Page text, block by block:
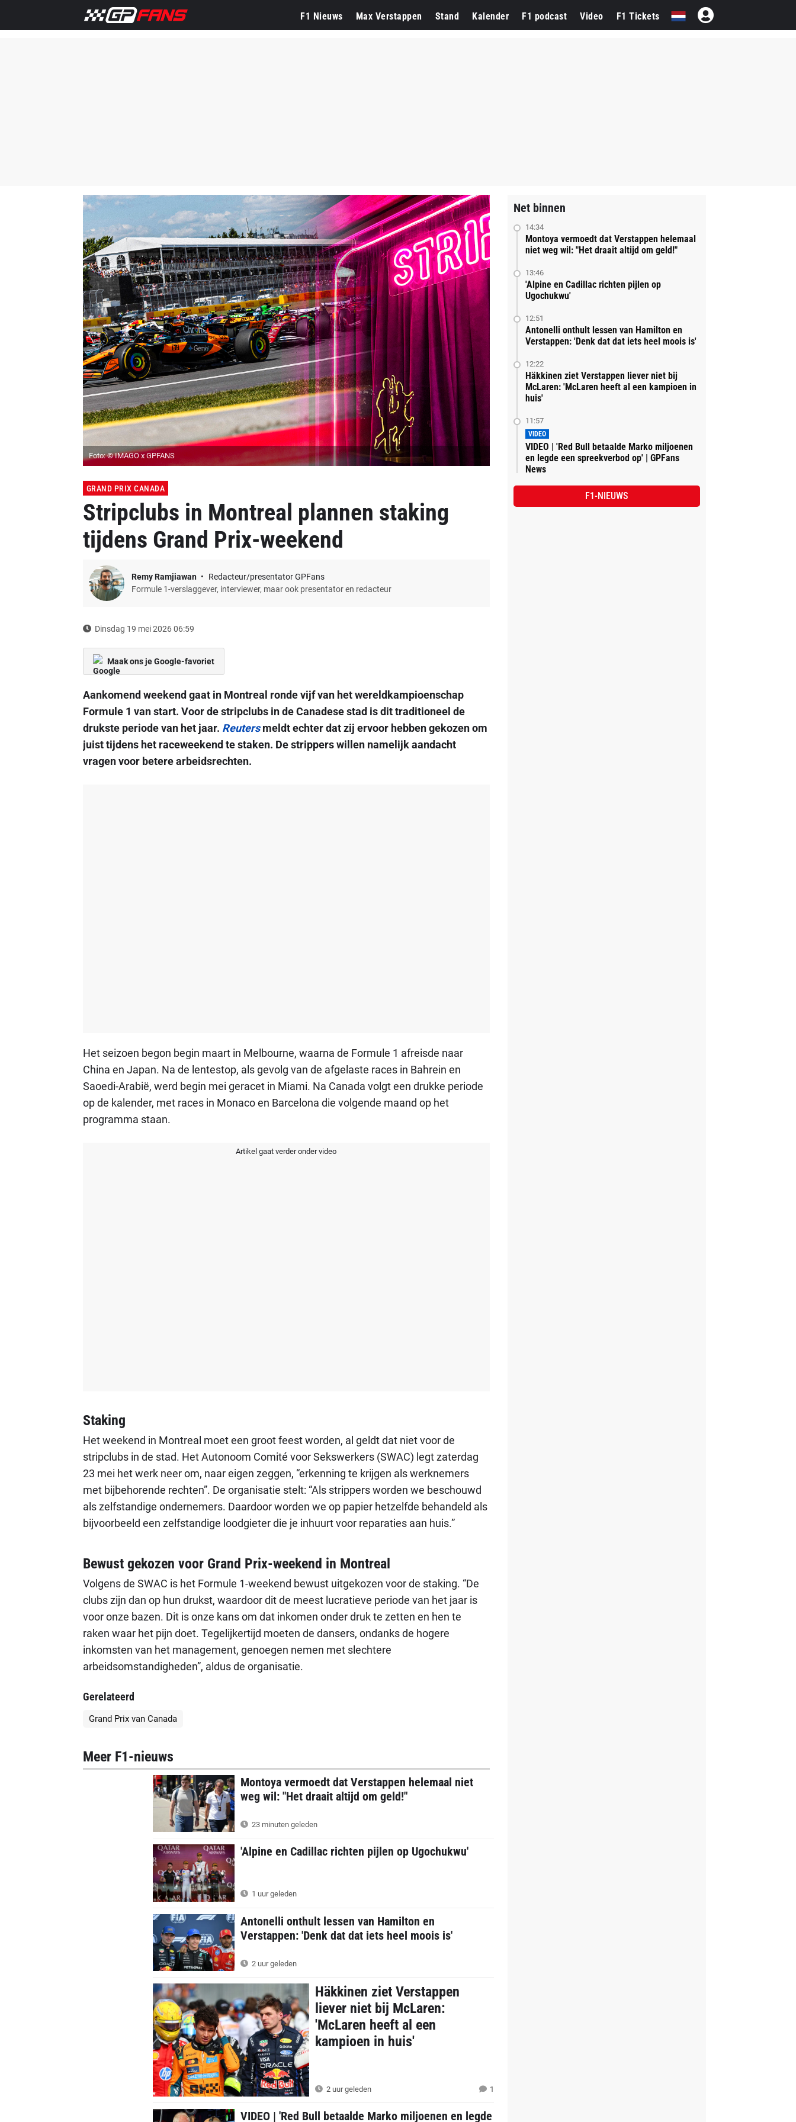
F1 Nieuws Max Verstappen Stand Kalender F1 podcast Video F1 Tickets
Foto: © IMAGO x GPFANS
GRAND PRIX CANADA
Stripclubs in Montreal plannen staking
tijdens Grand Prix-weekend
Remy Ramjiawan
Redacteur/presentator GPFans
Formule 1-verslaggever, interviewer, maar ook presentator en redacteur
Dinsdag 19 mei 2026 06:59
Maak ons je Google-favoriet
Aankomend weekend gaat in Montreal ronde vijf van het wereldkampioenschap
Formule 1 van start. Voor de stripclubs in de Canadese stad is dit traditioneel de
drukste periode van het jaar. Reutersmeldt echter dat zij ervoor hebben gekozen om
juist tijdens het raceweekend te staken. De strippers willen namelijk aandacht
vragen voor betere arbeidsrechten.
Het seizoen begon begin maart in Melbourne, waarna de Formule 1 afreisde naar
China en Japan. Na de lentestop, als gevolg van de afgelaste races in Bahrein en
Saoedi-Arabië, werd begin mei geracet in Miami. Na Canada volgt een drukke periode
op de kalender, met races in Monaco en Barcelona die volgende maand op het
programma staan.
Artikel gaat verder onder video
Staking
Het weekend in Montreal moet een groot feest worden, al geldt dat niet voor de
stripclubs in de stad. Het Autonoom Comité voor Sekswerkers (SWAC) legt zaterdag
23 mei het werk neer om, naar eigen zeggen, “erkenning te krijgen als werknemers
met bijbehorende rechten”. De organisatie stelt: “Als strippers worden we beschouwd
als zelfstandige ondernemers. Daardoor worden we op papier hetzelfde behandeld als
bijvoorbeeld een zelfstandige loodgieter die je inhuurt voor reparaties aan huis.”
Bewust gekozen voor Grand Prix-weekend in Montreal
Volgens de SWAC is het Formule 1-weekend bewust uitgekozen voor de staking. “De
clubs zijn dan op hun drukst, waardoor dit de meest lucratieve periode van het jaar is
voor onze bazen. Dit is onze kans om dat inkomen onder druk te zetten en hen te
raken waar het pijn doet. Tegelijkertijd moeten de dansers, ondanks de hogere
inkomsten van het management, genoegen nemen met slechtere
arbeidsomstandigheden”, aldus de organisatie.
Gerelateerd
Grand Prix van Canada
Meer F1-nieuws
Montoya vermoedt dat Verstappen helemaal niet
weg wil: "Het draait altijd om geld!"
23 minuten geleden
'Alpine en Cadillac richten pijlen op Ugochukwu'
1 uur geleden
Antonelli onthult lessen van Hamilton en
Verstappen: 'Denk dat dat iets heel moois is'
2 uur geleden
Häkkinen ziet Verstappen
liever niet bij McLaren:
'McLaren heeft al een
kampioen in huis'
2 uur geleden 1
VIDEO | 'Red Bull betaalde Marko miljoenen en legde
Net binnen
14:34
Montoya vermoedt dat Verstappen helemaal
niet weg wil: "Het draait altijd om geld!"
13:46
'Alpine en Cadillac richten pijlen op
Ugochukwu'
12:51
Antonelli onthult lessen van Hamilton en
Verstappen: 'Denk dat dat iets heel moois is'
12:22
Häkkinen ziet Verstappen liever niet bij
McLaren: 'McLaren heeft al een kampioen in
huis'
11:57
VIDEO
VIDEO | 'Red Bull betaalde Marko miljoenen
en legde een spreekverbod op' | GPFans
News
F1-NIEUWS